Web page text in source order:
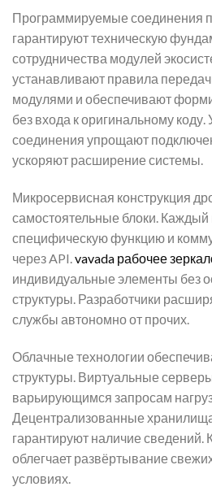
Программируемые соединения
гарантируют техническую
сотрудничества модулей
устанавливают правила
модулями и обеспечивают
без входа к оригинальному
соединения упрощают
ускоряют расширение системы.
Микросервисная конструкция
самостоятельные блоки. Каждый
специфическую функцию и
через API.vavada рабочее
индивидуальные элементы без
структуры. Разработчики
службы автономно от прочих.
Облачные технологии
структуры. Виртуальные
варьирующимся запросам
Децентрализованные
гарантируют наличие сведений.
облегчает развёртывание
условиях.